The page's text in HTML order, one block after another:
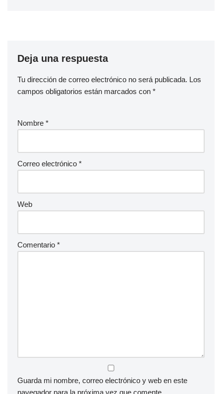
Deja una respuesta
Tu dirección de correo electrónico no será publicada. Los
campos obligatorios están marcados con *
Nombre *
Correo electrónico *
Web
Comentario *
Guarda mi nombre, correo electrónico y web en este